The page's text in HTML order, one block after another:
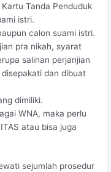
Tanda Penduduk
istri.
calon suami istri.
pra nikah, syarat
salinan perjanjian
dan dibuat
dimiliki.
WNA, maka perlu
atau bisa juga
sejumlah prosedur